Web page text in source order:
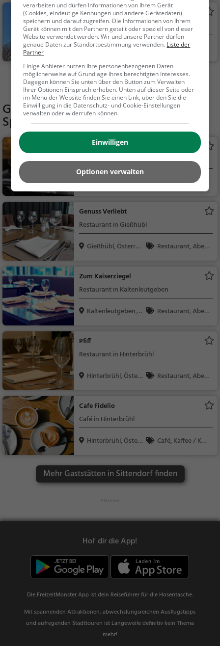
r
Jubiliäumswarte
Aussichtspunkt in Gaaden
Gaaden, Österreic
Aussichtspunkt, F
r
Mehr Aktivitäten in Sittendorf finden
Gaststätten in der Nähe vonSchloss
Sparbach
Meierei Füllenberg
Restaurant in Heiligenkreuz im Wienerwald
Heiligenkreuz im
Wie...
Restaurant, Aben
dessen, Mittagessen
Genuss Verliebt
Restaurant in Gießhübl
Gießhübl, Österrei
Restaurant, Aben
Zum Kaiserziegel
Restaurant in Kaltenleutgeben
Kaltenleutgeben,
Restaurant, Aben
Pfiff
Restaurant in Hinterbrühl
Hinterbrühl, Österr
Restaurant, Aben
Cafe Fidelio
Café in Hinterbrühl
Hinterbrühl, Österr
Café, Kaffee / Kuc
ck / Teigwaren
Mehr Gaststätten in Sittendorf finden
Hol' dir die App!
Die FreizeitMonster App ist dein Reiseführer für die Hosentasche.
Mit spannenden Attraktionen, abwechslungsreichen Ausflugstipps
und aufregenden Stadttouren ist Langeweile definitiv kein Thema
mehr!
verarbeiten und dürfen Informationen von Ihrem Gerät
(Cookies, eindeutige Kennungen und andere Gerätedaten)
speichern und darauf zugreifen. Die Informationen von Ihrem
Gerät können mit den Partnern geteilt oder speziell von dieser
Website verwendet werden. Wir und unsere Partner dürfen
genaue Daten zur Standortbestimmung verwenden. Liste der
Partner
Einige Anbieter nutzen Ihre personenbezogenen Daten
möglicherweise auf Grundlage ihres berechtigten Interesses.
Dagegen können Sie unten über den Button zum Verwalten
Ihrer Optionen Einspruch erheben. Unten auf dieser Seite oder
im Menü der Website finden Sie einen Link, über den Sie die
Einwilligung in die Datenschutz- und Cookie-Einstellungen
verwalten oder widerrufen können.
Einwilligen
Optionen verwalten